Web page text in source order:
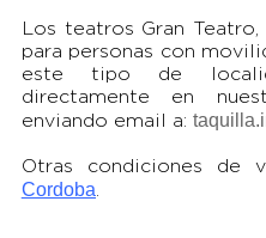
Los teatros Gran
para personas con
este tipo de
directamente en
enviando email a:
Otras condiciones de
Cordoba.